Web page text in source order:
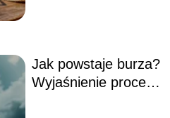
Jak powstaje burza?
Wyjaśnienie procesu